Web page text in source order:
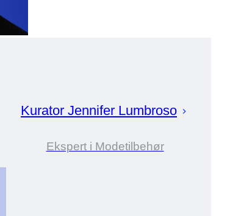
Kurator Jennifer Lumbroso
Ekspert i Modetilbehør